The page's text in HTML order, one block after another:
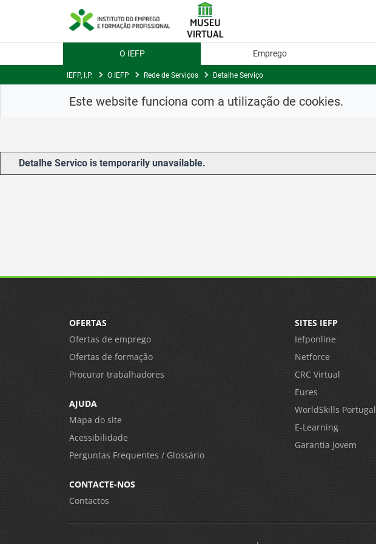
O IEFP Emprego
IEFP, I.P. O IEFP Rede de Serviços Detalhe Serviço
Este website funciona com a utilização de cookies.
Detalhe Servico is temporarily unavailable.
OFERTAS
Ofertas de emprego
Ofertas de formação
Procurar trabalhadores
AJUDA
Mapa do site
Acessibilidade
Perguntas Frequentes / Glossário
CONTACTE-NOS
Contactos
SITES IEFP
Iefponline
Netforce
CRC Virtual
Eures
WorldSkills Portugal
E-Learning
Garantia Jovem